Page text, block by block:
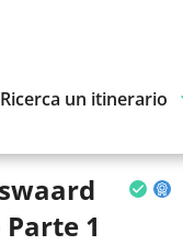
Ricerca un itinerario
1